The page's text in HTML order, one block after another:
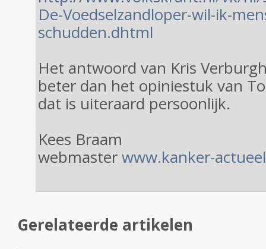
De-Voedselzandloper-wil-ik-
schudden.dhtml
Het antwoord van Kris
beter dan het opiniestuk van
dat is uiteraard persoonlijk.
Kees Braam
webmasterwww.kanker-
Gerelateerde artikelen